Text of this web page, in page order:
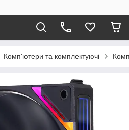
Комп'ютери та комплектуючі